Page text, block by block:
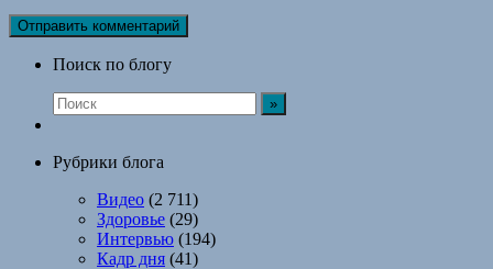
Поиск по блогу
Рубрики блога
Видео (2 711)
Здоровье (29)
Интервью (194)
Кадр дня (41)